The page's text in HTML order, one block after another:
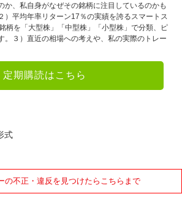
か、私自身がなぜその銘柄に注目しているのかも
）平均年率リターン17％の実績を誇るスマートス
柄を「大型株」「中型株」「小型株」で分類、ピ
。３）直近の相場への考えや、私の実際のトレー
定期購読はこちら
式
の不正・違反を見つけたらこちらまで